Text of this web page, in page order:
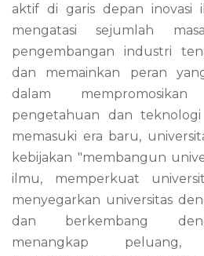
aktif di garis depan inovasi
mengatasi sejumlah
pengembangan industri
dan memainkan peran
dalam
pengetahuan dan
memasuki era baru,
kebijakan "membangun
ilmu, memperkuat
menyegarkan universitas
dan berkembang
menangkap